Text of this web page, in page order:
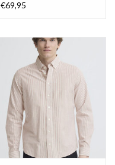
8893 Ashley Blue
€69,95